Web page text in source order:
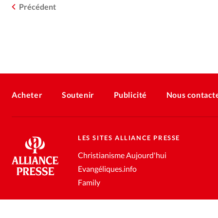
Précédent
Acheter Soutenir Publicité Nous
LES SITES ALLIANCE PRESSE
Christianisme Aujourd'hui
Evangéliques.info
Family